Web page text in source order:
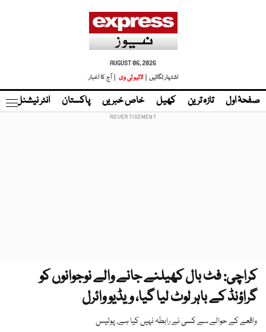
AUGUST 06, 2026
اشتہار لگائیں |
لائیو ٹی وی | آج کا اخبار
صفحۂ اول تازہ ترین کھیل خاص خبریں پاکستان انٹر نیشنل
کراچی: فٹ بال کھیلنے جانے والے نوجوانوں کو
گراؤنڈ کے باہر لوٹ لیا گیا، ویڈیو وائرل
واقعے کے حوالے سے کسی نے رابطہ نہیں کیا ہے، پولیس